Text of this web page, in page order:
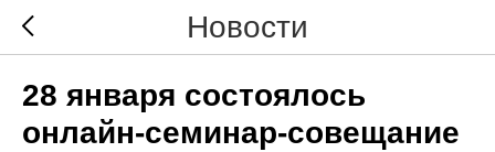
Новости
28 января состоялось
онлайн-семинар-совещание